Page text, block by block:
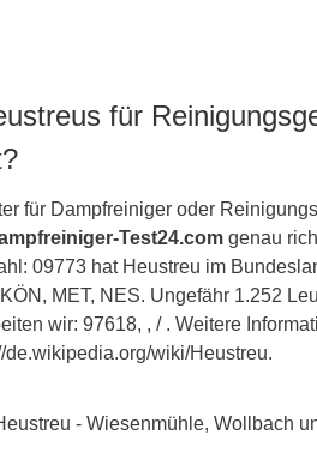
für
für Dampfreiniger oder
Test24.com genau
09773 hat Heustreu im
MET, NES. Ungefähr 1.252
wir: 97618, , / . Weitere
wiki/Heustreu.